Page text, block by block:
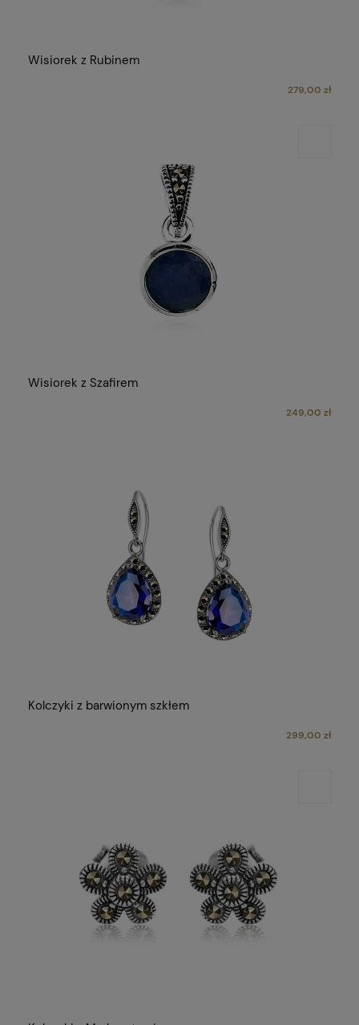
Wisiorek z Rubinem
279,00 zł
Wisiorek z Szafirem
249,00 zł
Kolczyki z barwionym szkłem
299,00 zł